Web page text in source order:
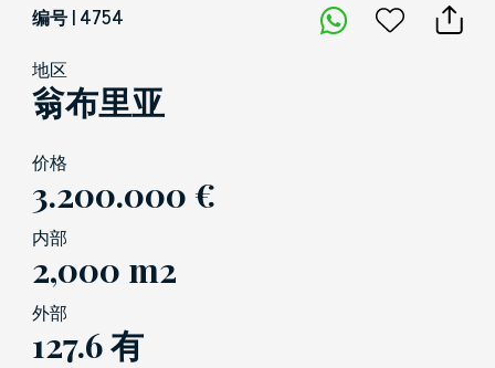
编号 | 4754
地区
翁布里亚
价格
3.200.000 €
内部
2,000 m2
外部
127.6 有